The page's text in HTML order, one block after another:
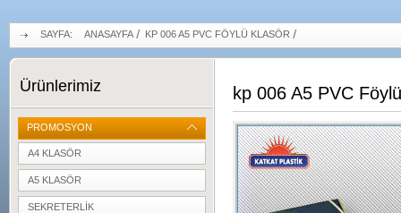
SAYFA: ANASAYFA KP 006 A5 PVC FÖYLÜ KLASÖR
Ürünlerimiz
PROMOSYON
A4 KLASÖR
A5 KLASÖR
SEKRETERLIK
kp 006 A5 PVC